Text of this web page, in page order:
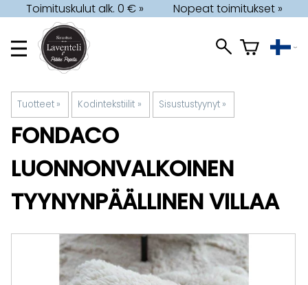
Toimituskulut alk. 0 € » Nopeat toimitukset »
Tuotteet ‪» Kodintekstiilit ‪» Sisustustyynyt ‪»
FONDACO
LUONNONVALKOINEN
TYYNYNPÄÄLLINEN VILLAA